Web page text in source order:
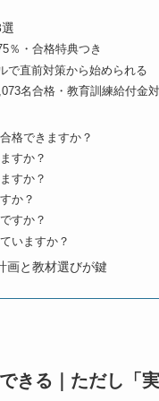
％・合格特典つき
で直前対策から始められる
名合格・教育訓練給付金
格できますか？
すか？
すか？
か？
すか？
いますか？
画と教材選びが鍵
きる｜ただし「